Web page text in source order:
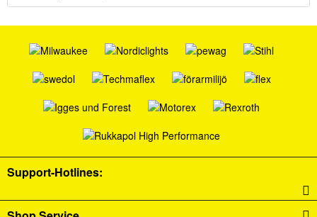
Support-Hotlines: